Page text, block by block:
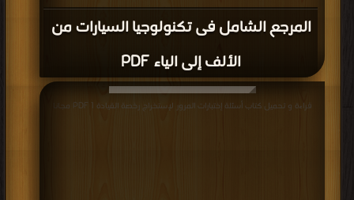
المرجع الشامل فى تكنولوجيا السيارات من
الألف إلى الياء PDF
قراءة و تحميل كتاب أسئلة إختبارات المرور لإستخراج رخصة القيادة 1 PDF مجانا